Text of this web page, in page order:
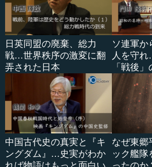
●アントニウスが首尾よく反カエサ
カエサルを殺した人たちは...
日英同盟の廃棄、総力
戦…世界秩序の激変に翻
弄された日本
ソ連軍か
人を守
「戦後
中国古代史の真実と『キ
ングダム』…史実がわか
なぜ東郷
ック艦隊